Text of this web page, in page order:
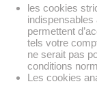
les cookies
permettent
tels votre
ne serait pas
conditions
Les cookies